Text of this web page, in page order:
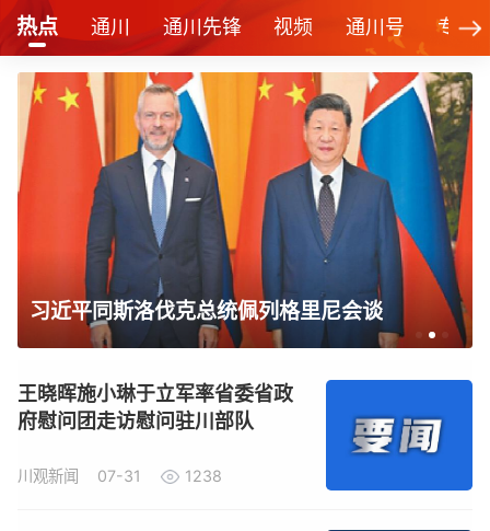
热点 通川 通川先锋 视频 通川号 专栏
习近平对侨务工作作出重要指示
王晓晖施小琳于立军率省委省政
府慰问团走访慰问驻川部队
川观新闻 07-31 1238